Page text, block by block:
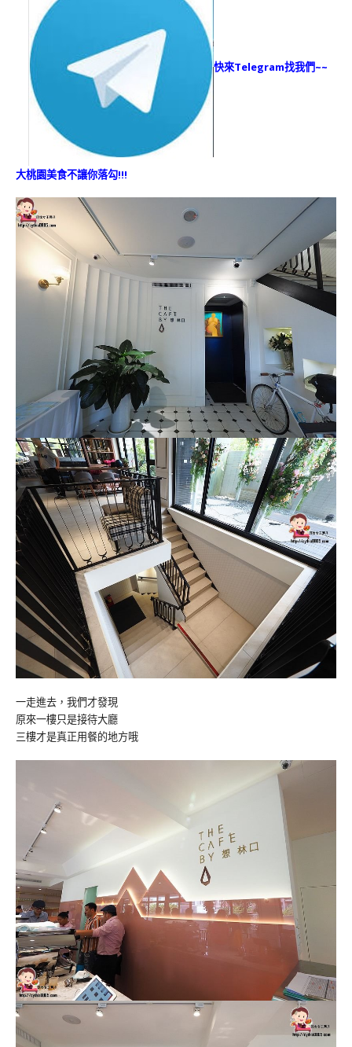
快來Telegram找我們~~
大桃園美食不讓你落勾!!!
一走進去，我們才發現
原來一樓只是接待大廳
三樓才是真正用餐的地方哦